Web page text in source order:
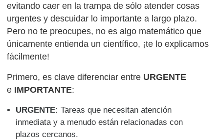
evitando caer en la trampa de sólo atender cosas
urgentes y descuidar lo importante a largo plazo.
Pero no te preocupes, no es algo matemático que
únicamente entienda un científico, ¡te lo explicamos
fácilmente!
Primero, es clave diferenciar entre URGENTE
e IMPORTANTE:
URGENTE: Tareas que necesitan atención
inmediata y a menudo están relacionadas con
plazos cercanos.